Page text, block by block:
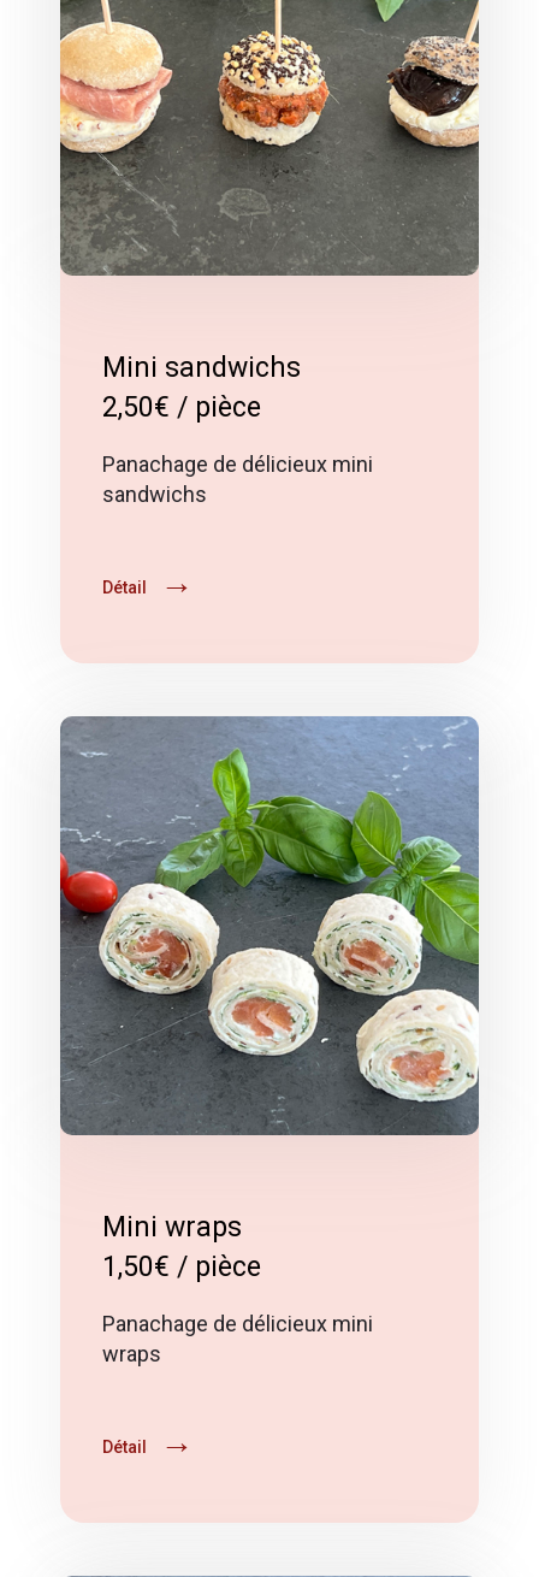
Mini sandwichs
2,50€ / pièce
Panachage de délicieux mini
sandwichs
Détail
Mini wraps
1,50€ / pièce
Panachage de délicieux mini
wraps
Détail